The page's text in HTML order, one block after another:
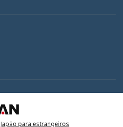
para estrangeiros